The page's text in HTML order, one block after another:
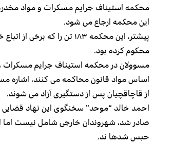
محکمه استیناف جرایم مسکرات و مواد
این محکمه ارجاع می شود.
پیشتر، این محکمه ۱۸۳ تن
محکوم کرده بود.
مسوولان در محکمه استیناف جرایم مسکرات
اساس مواد قانون محاکمه می کنند، اشاره
از قاچاقچیان پس از دستگیری آزاد می شوند.
صادر شد، شهروندان خارجی شامل نیست اما
حبس شدها ند.